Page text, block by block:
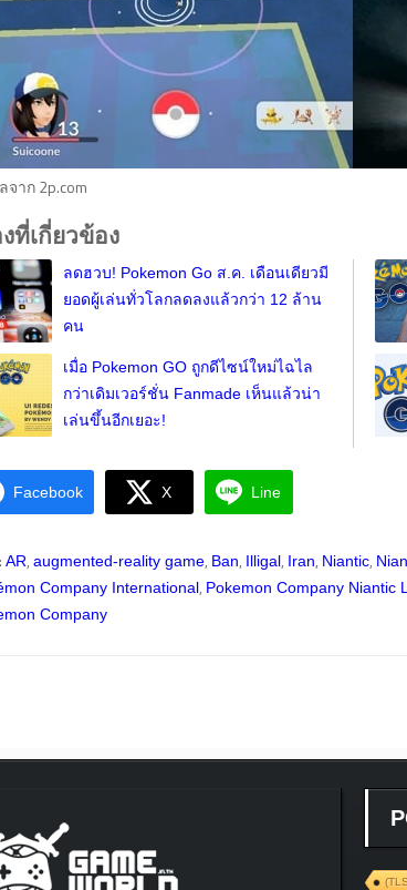
าก 2p.com
งที่เกี่ยวข้อง
ลดฮวบ! Pokemon Go ส.ค. เดือนเดียวมี
ยอดผู้เล่นทั่วโลกลดลงแล้วกว่า 12 ล้าน
คน
เมื่อ Pokemon GO ถูกดีไซน์ใหม่ไฉไล
กว่าเดิมเวอร์ชั่น Fanmade เห็นแล้วน่า
เล่นขึ้นอีกเยอะ!
Facebook X Line
AR, augmented-reality game, Ban, Illigal, Iran, Niantic,
Company International, Pokemon Company Niantic
Company